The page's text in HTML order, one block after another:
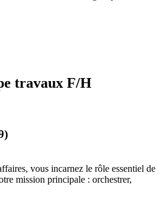
travaux F/H
vous incarnez le rôle essentiel de
mission principale : orchestrer,